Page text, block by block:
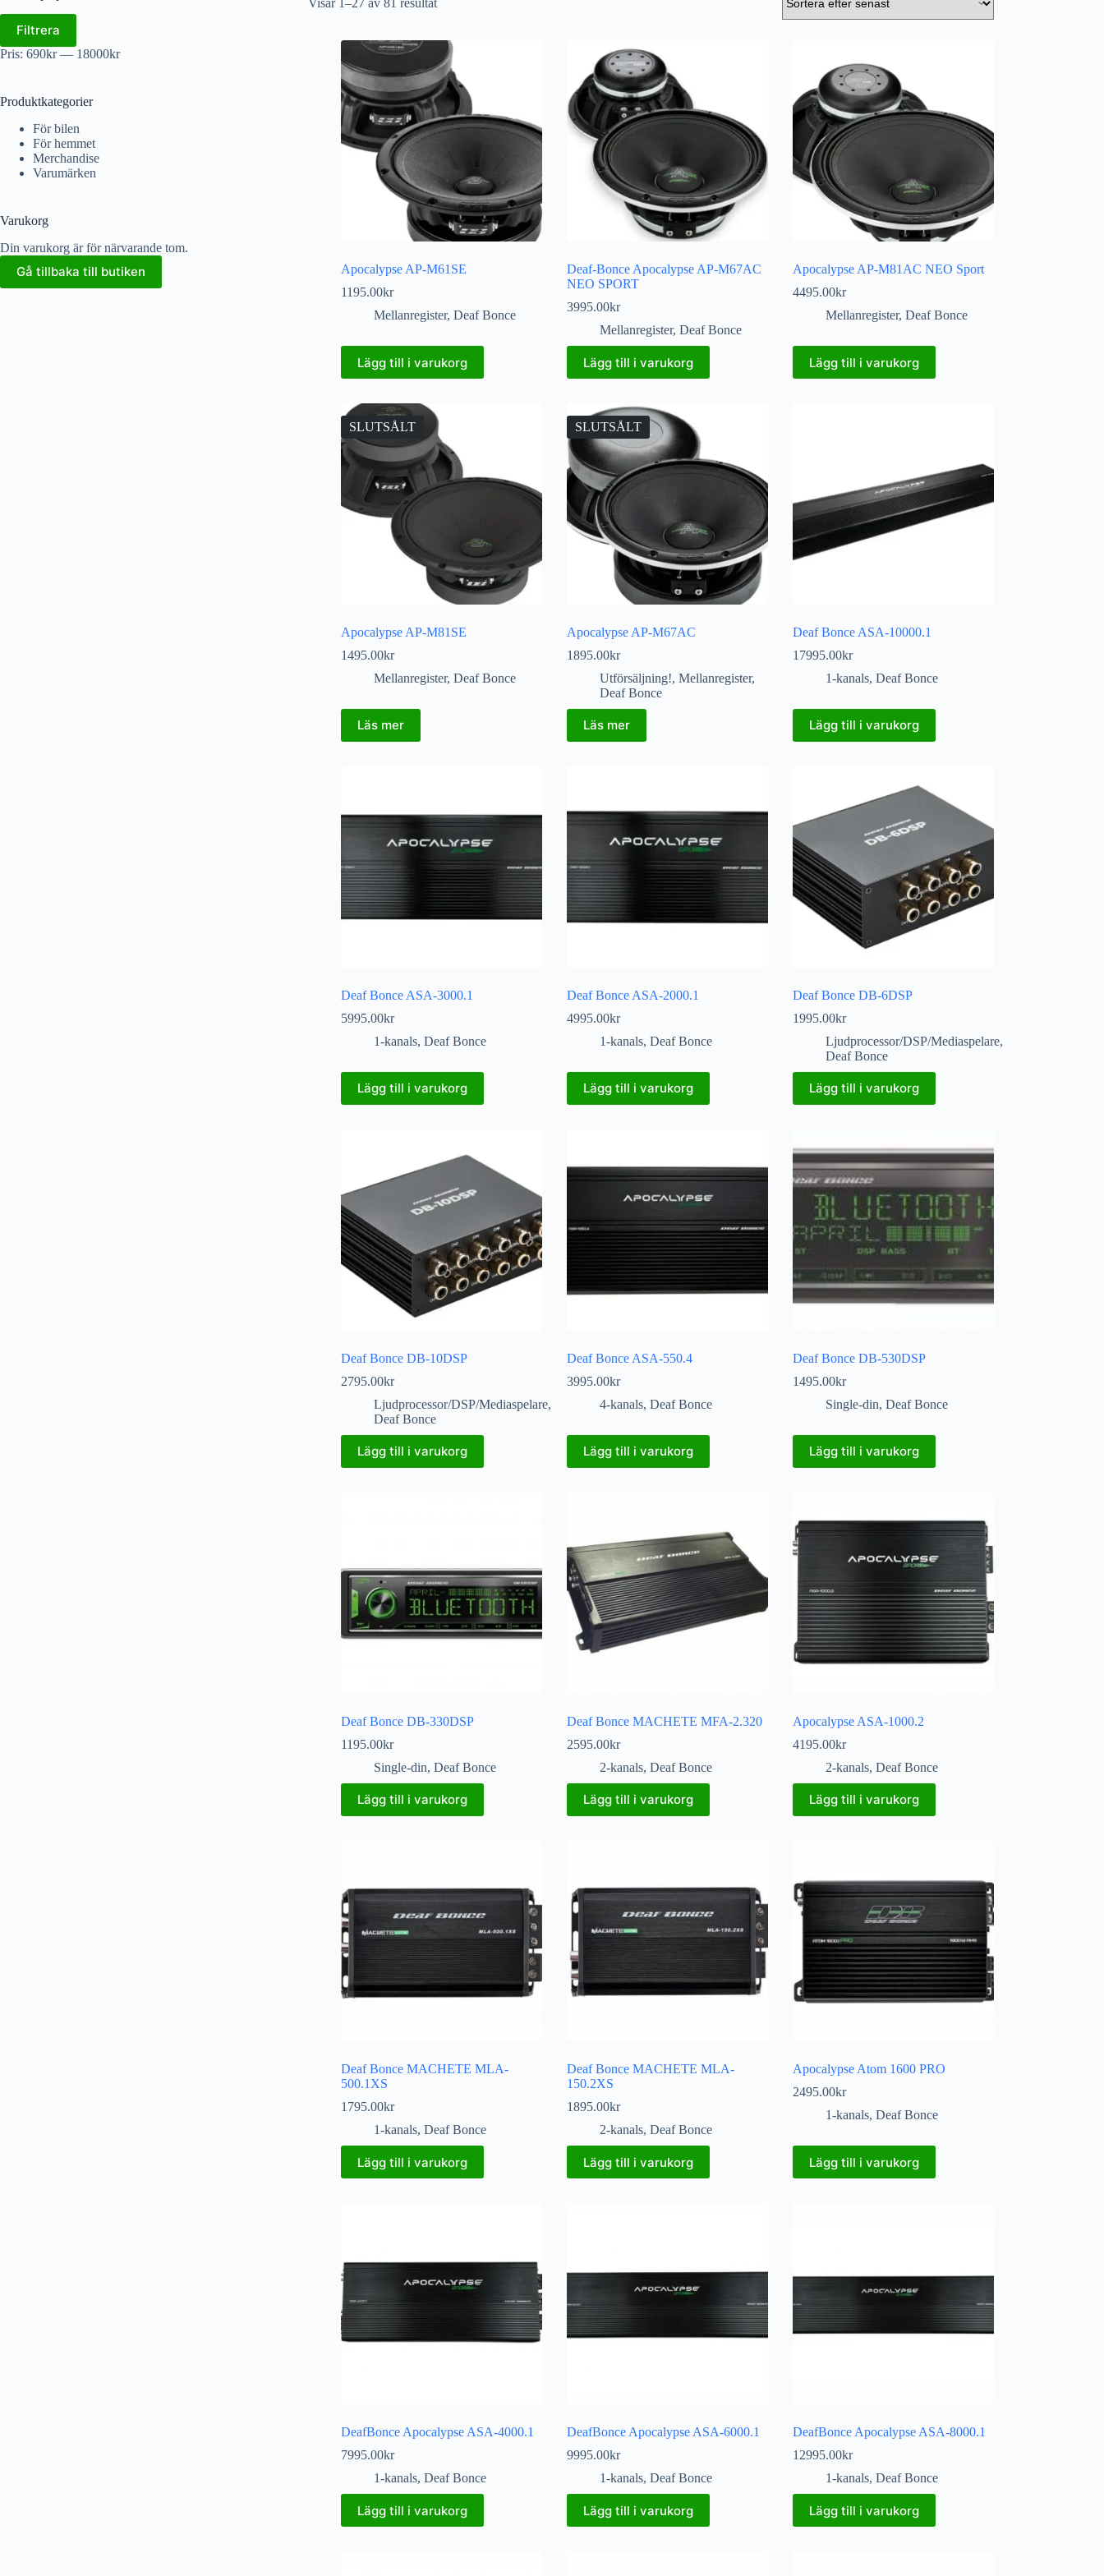
Visar 1–27 av 81 resultat
Apocalypse AP-M61SE
1195.00kr
Mellanregister, Deaf Bonce
Lägg till i varukorg
Deaf-Bonce Apocalypse AP-M67AC
NEO SPORT
3995.00kr
Mellanregister, Deaf Bonce
Lägg till i varukorg
Apocalypse AP-M81AC NEO Sport
4495.00kr
Mellanregister, Deaf Bonce
Lägg till i varukorg
SLUTSÅLT
Apocalypse AP-M81SE
1495.00kr
Mellanregister, Deaf Bonce
Läs mer
SLUTSÅLT
Apocalypse AP-M67AC
1895.00kr
Utförsäljning!, Mellanregister,
Deaf Bonce
Läs mer
Deaf Bonce ASA-10000.1
17995.00kr
1-kanals, Deaf Bonce
Lägg till i varukorg
Deaf Bonce ASA-3000.1
5995.00kr
1-kanals, Deaf Bonce
Lägg till i varukorg
Deaf Bonce ASA-2000.1
4995.00kr
1-kanals, Deaf Bonce
Lägg till i varukorg
Deaf Bonce DB-6DSP
1995.00kr
Ljudprocessor/DSP/Mediaspelare,
Deaf Bonce
Lägg till i varukorg
Deaf Bonce DB-10DSP
2795.00kr
Ljudprocessor/DSP/Mediaspelare,
Deaf Bonce
Lägg till i varukorg
Deaf Bonce ASA-550.4
3995.00kr
4-kanals, Deaf Bonce
Lägg till i varukorg
Deaf Bonce DB-530DSP
1495.00kr
Single-din, Deaf Bonce
Lägg till i varukorg
Deaf Bonce DB-330DSP
1195.00kr
Single-din, Deaf Bonce
Lägg till i varukorg
Deaf Bonce MACHETE MFA-2.320
2595.00kr
2-kanals, Deaf Bonce
Lägg till i varukorg
Apocalypse ASA-1000.2
4195.00kr
2-kanals, Deaf Bonce
Lägg till i varukorg
Deaf Bonce MACHETE MLA-
500.1XS
1795.00kr
1-kanals, Deaf Bonce
Lägg till i varukorg
Deaf Bonce MACHETE MLA-
150.2XS
1895.00kr
2-kanals, Deaf Bonce
Lägg till i varukorg
Apocalypse Atom 1600 PRO
2495.00kr
1-kanals, Deaf Bonce
Lägg till i varukorg
DeafBonce Apocalypse ASA-4000.1
7995.00kr
1-kanals, Deaf Bonce
Lägg till i varukorg
DeafBonce Apocalypse ASA-6000.1
9995.00kr
1-kanals, Deaf Bonce
Lägg till i varukorg
DeafBonce Apocalypse ASA-8000.1
12995.00kr
1-kanals, Deaf Bonce
Lägg till i varukorg
Filtrera
Pris: 690kr— 18000kr
Produktkategorier
För bilen
För hemmet
Merchandise
Varumärken
Varukorg
Din varukorg är för närvarande tom.
Gå tillbaka till butiken